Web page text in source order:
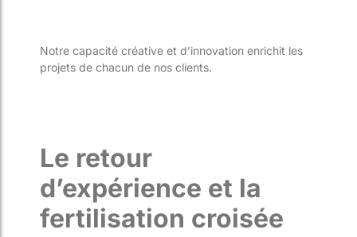
Notre capacité créative et d’innovation enrichit les
projets de chacun de nos clients.
Le retour
d’expérience et la
fertilisation croisée